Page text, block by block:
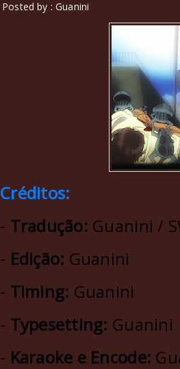
Posted by : Guanini
Créditos:
- Tradução: Guanini /
- Edição: Guanini
- Timing: Guanini
- Typesetting: Guanini
- Karaoke e Encode: